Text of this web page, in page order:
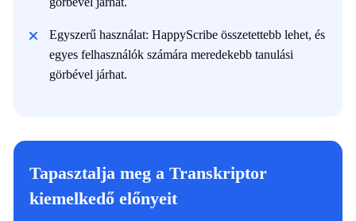
Egyszerű használat: HappyScribe összetettebb lehet, és
egyes felhasználók számára meredekebb tanulási
görbével járhat.
Tapasztalja meg a Transkriptor
kiemelkedő előnyeit